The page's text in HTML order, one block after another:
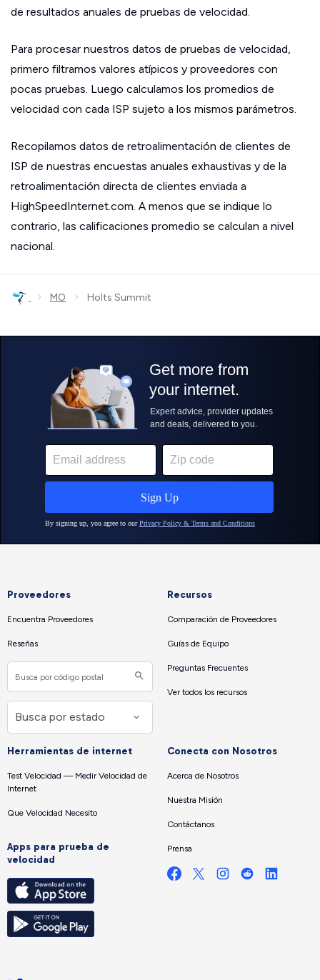
de resultados anuales de pruebas de velocidad.
Para procesar nuestros datos de pruebas de velocidad,
primero filtramos valores atípicos y proveedores con
pocas pruebas. Luego calculamos los promedios de
velocidad con cada ISP sujeto a los mismos parámetros.
Recopilamos datos de retroalimentación de clientes de
ISP de nuestras encuestas anuales exhaustivas y de la
retroalimentación directa de clientes enviada a
HighSpeedInternet.com. A menos que se indique lo
contrario, las calificaciones promedio se calculan a nivel
nacional.
› MO › Holts Summit
Proveedores
Encuentra Proveedores
Reseñas
Recursos
Comparación de Proveedores
Guías de Equipo
Preguntas Frecuentes
Ver todos los recursos
Herramientas de internet
Test Velocidad — Medir Velocidad de
Internet
Que Velocidad Necesito
Apps para prueba de
velocidad
Conecta con Nosotros
Acerca de Nosotros
Nuestra Misión
Contáctanos
Prensa